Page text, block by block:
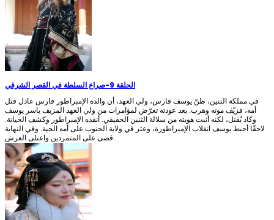
الحلقة 9 -صراع السلطة في القصر الشرقي
في مملكة التنين، ظنّ يوسف فارس، ولي العهد، أن والده الإمبراطور فارس عادل قتل
أمه، فزيّف موته وهرب. بعد عودته تعرّض لمؤامرات من ولي العهد المزيف ياسر يوسف
وكاد يُقتل، لكنه أثبت هويته من سلالة التنين الحقيقي. أنقذه الإمبراطور وكشف الخيانة.
لاحقًا أحبط يوسف انقلاب الإمبراطورة، وعثر في ولاية الجنوب على أمه الحية. وفي النهاية
قضى على المتمردين واعتلى العرش.